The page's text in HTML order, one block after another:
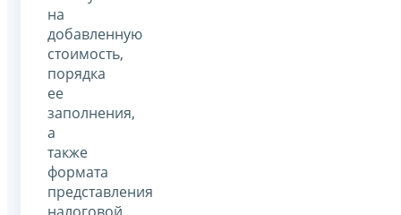
на
добавленную
стоимость,
порядка
ее
заполнения,
а
также
формата
представления
налоговой